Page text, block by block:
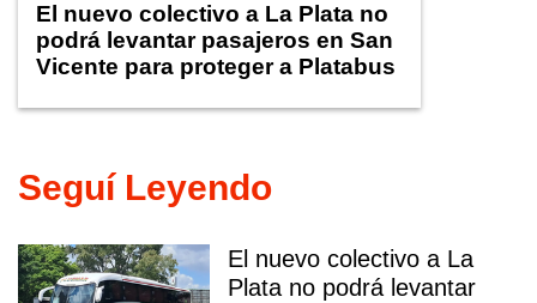
El nuevo colectivo a La Plata no
podrá levantar pasajeros en San
Vicente para proteger a Platabus
Seguí Leyendo
El nuevo colectivo a La
Plata no podrá levantar